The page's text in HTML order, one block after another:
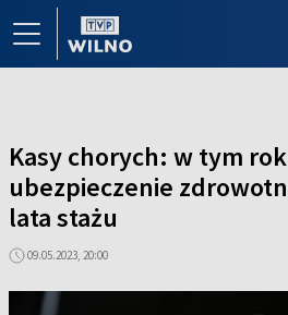
Kasy chorych: w tym
ubezpieczenie
lata stażu
09.05.2023, 20:00